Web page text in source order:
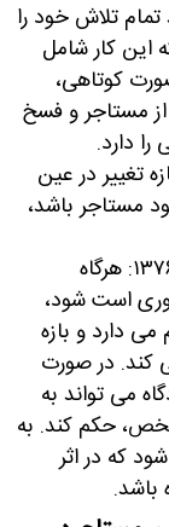
باید تمام تلاش خود را
این کار شامل
کوتاهی،
مستاجر و فسخ
را دارد.
اجازه تغییر در عین
مستاجر باشد،
ماده ۲۲ قانون روابط موجر و مستاجر ۱۳۷۶: هرگاه
است شود،
می دارد و بازه
کند. در صورت
می تواند به
حکم کند. به
که در اثر
باشد.